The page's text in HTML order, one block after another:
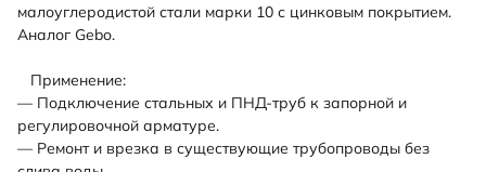
малоуглеродистой стали марки 10 с цинковым покрытием.
Аналог Gebo.
Применение:
— Подключение стальных и ПНД-труб к запорной и
регулировочной арматуре.
— Ремонт и врезка в существующие трубопроводы без